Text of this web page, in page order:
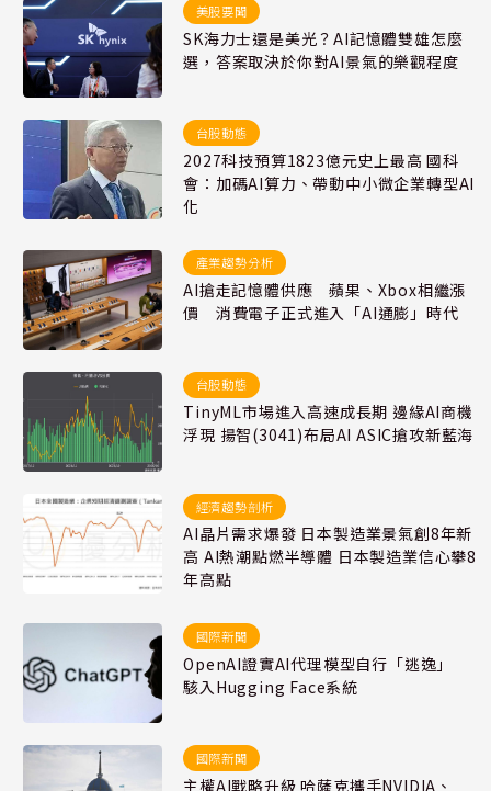
美股要聞
SK海力士還是美光？AI記憶體雙雄怎麼
選，答案取決於你對AI景氣的樂觀程度
台股動態
2027科技預算1823億元史上最高 國科
會：加碼AI算力、帶動中小微企業轉型AI
化
產業趨勢分析
AI搶走記憶體供應 蘋果、Xbox相繼漲
價 消費電子正式進入「AI通膨」時代
台股動態
TinyML市場進入高速成長期 邊緣AI商機
浮現 揚智(3041)布局AI ASIC搶攻新藍海
經濟趨勢剖析
AI晶片需求爆發 日本製造業景氣創8年新
高 AI熱潮點燃半導體 日本製造業信心攀8
年高點
國際新聞
OpenAI證實AI代理模型自行「逃逸」
駭入Hugging Face系統
國際新聞
主權AI戰略升級 哈薩克攜手NVIDIA、